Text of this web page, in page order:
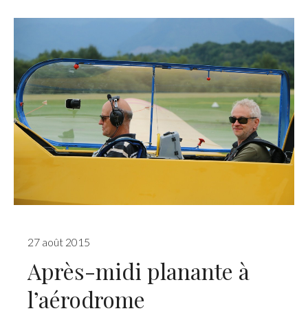
27 août 2015
Après-midi planante à
l’aérodrome